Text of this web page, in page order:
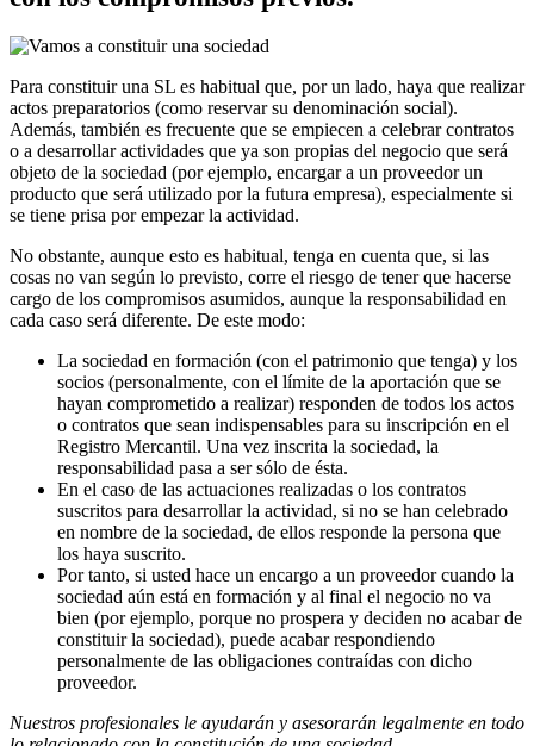
Para constituir una SL es habitual que, por un lado, haya que realizar
actos preparatorios (como reservar su denominación social).
Además, también es frecuente que se empiecen a celebrar contratos
o a desarrollar actividades que ya son propias del negocio que será
objeto de la sociedad (por ejemplo, encargar a un proveedor un
producto que será utilizado por la futura empresa), especialmente si
se tiene prisa por empezar la actividad.
No obstante, aunque esto es habitual, tenga en cuenta que, si las
cosas no van según lo previsto, corre el riesgo de tener que hacerse
cargo de los compromisos asumidos, aunque la responsabilidad en
cada caso será diferente. De este modo:
La sociedad en formación (con el patrimonio que tenga) y los
socios (personalmente, con el límite de la aportación que se
hayan comprometido a realizar) responden de todos los actos
o contratos que sean indispensables para su inscripción en el
Registro Mercantil. Una vez inscrita la sociedad, la
responsabilidad pasa a ser sólo de ésta.
En el caso de las actuaciones realizadas o los contratos
suscritos para desarrollar la actividad, si no se han celebrado
en nombre de la sociedad, de ellos responde la persona que
los haya suscrito.
Por tanto, si usted hace un encargo a un proveedor cuando la
sociedad aún está en formación y al final el negocio no va
bien (por ejemplo, porque no prospera y deciden no acabar de
constituir la sociedad), puede acabar respondiendo
personalmente de las obligaciones contraídas con dicho
proveedor.
Nuestros profesionales le ayudarán y asesorarán legalmente en todo